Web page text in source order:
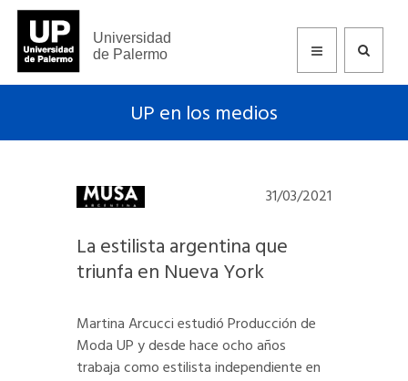
Universidad
de Palermo
UP en los medios
31/03/2021
La estilista argentina que
triunfa en Nueva York
Martina Arcucci estudió Producción de
Moda UP y desde hace ocho años
trabaja como estilista independiente en